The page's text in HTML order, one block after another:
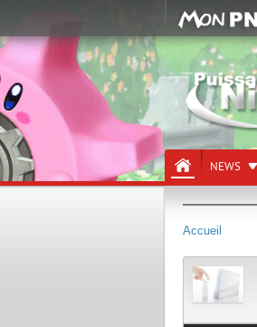
NEWS
Accueil